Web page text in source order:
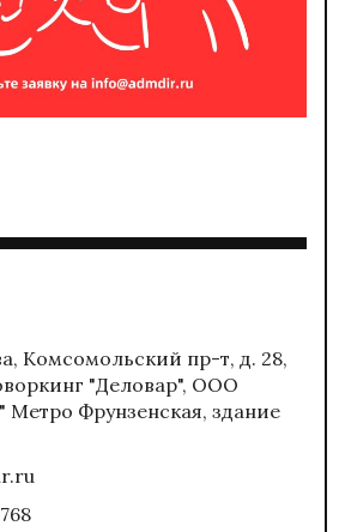
Комсомольский пр-т, д. 28,
"Деловар", ООО
Фрунзенская, здание